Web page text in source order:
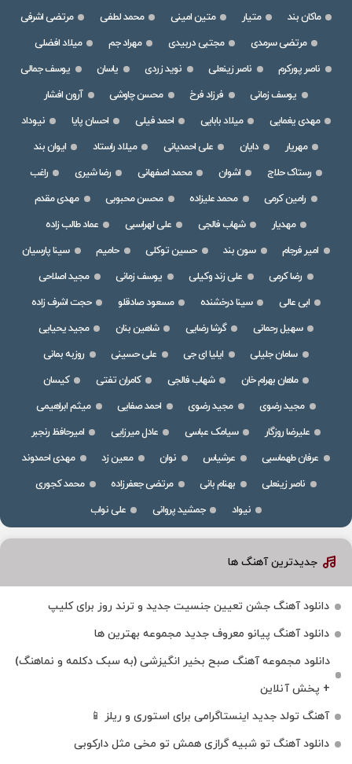
ماکان بند
متیار متین امینی محمد لطفی
مرتضی اشرفی
مرتضی سرمدی
مجتبی دربیدی مهراد جم
میلاد افضلی
ناصر پورکرم
ناصر زینعلی نوید زردی یاسان
یوسف جمالی
یوسف زمانی
فرزاد فرخ محسن چاوشی
آرون افشار
مهدی یغمایی
میلاد بابایی احمد فیلی احسان پایا
نیوداد
مهریار
دایان علی احمدیانی میلاد راستاد
ایوان بند
رستاک حلاج
اشوان محمد اصفهانی رضا شیری
راغب
رامین کرمی
محمد علیزاده محسن محبوبی
مهدی مقدم
مهدیار
شهاب فالجی علی لهراسبی
عماد طالب زاده
امیر فرجام
سون بند حسین توکلی حامیم
سینا پارسیان
رضا کرمی
علی زند وکیلی یوسف زمانی
مجید اصلاحی
ابی عالی
سینا درخشنده مسعود صادقلو
حجت اشرف زاده
سهیل رحمانی
گرشا رضایی شاهین بنان
مجید یحیایی
سامان جلیلی
ایلیا ای جی علی حسینی
روزبه بمانی
ماهان بهرام خان
شهاب فالجی کامران تفتی
کیسان
مجید رضوی
مجید رضوی احمد صفایی
میثم ابراهیمی
علیرضا روزگار
سیامک عباسی عادل میرزایی
امیرحافظ رنجبر
عرفان طهماسبی
عرشیاس نوان معین زد
مهدی احمدوند
ناصر زینعلی
بهنام بانی مرتضی جعفرزاده
محمد کجوری
نیواد
جمشید پروانی علی نواب
جدیدترین آهنگ ها
دانلود آهنگ جشن تعیین جنسیت جدید و ترند روز برای کلیپ
دانلود آهنگ پیانو معروف جدید مجموعه بهترین ها
دانلود مجموعه آهنگ صبح بخیر انگیزشی (به سبک دکلمه و نماهنگ)
+ پخش آنلاین
آهنگ تولد جدید اینستاگرامی برای استوری و ریلز 📱
دانلود آهنگ تو شبیه گرازی همش تو مخی مثل دارکوبی